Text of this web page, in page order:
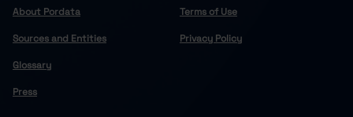
About Pordata
Sources and Entities
Glossary
Press
Terms of Use
Privacy Policy